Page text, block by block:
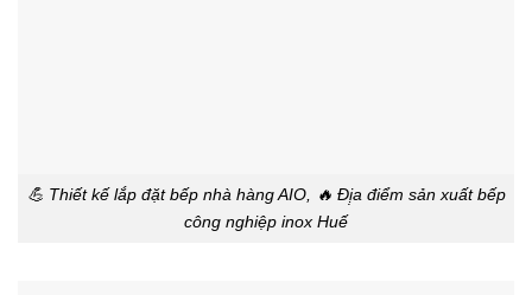
💪 Thiết kế lắp đặt bếp nhà hàng AIO, 🔥 Đị̣a điểm sản xuất bếp
công nghiệp inox Huế